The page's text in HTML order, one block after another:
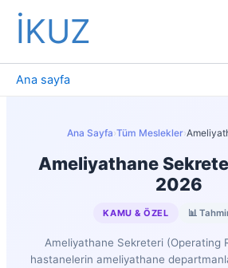
İçeriğe
İKUZ
Ana sayfa
Ana Sayfa›Tüm Meslekler›
Ameliyathane
2026
KAMU & ÖZEL 📊
Ameliyathane Sekreteri (Operating
hastanelerin ameliyathane